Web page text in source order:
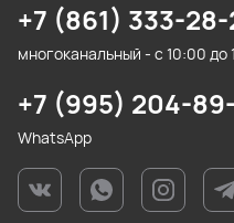
+7 (861) 333-
многоканальный - с 10:00 до
+7 (995) 204-
WhatsApp